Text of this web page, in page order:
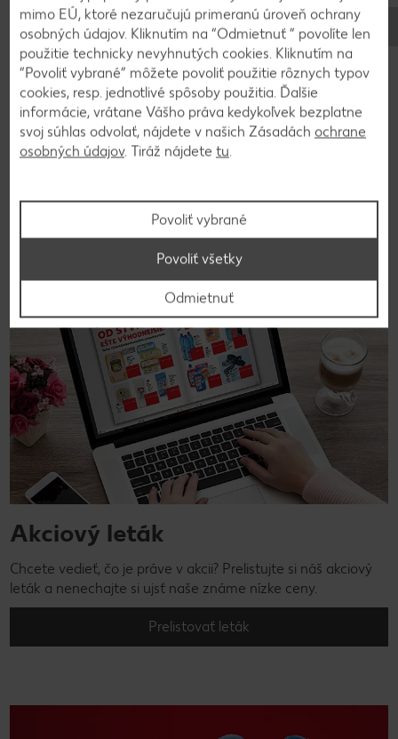
Stovky chutných receptov
Hľadáte inšpiráciu na varenie? Tak ste tu správne!
Nahliadnite do našej on-line kuchárky a vyberajte z
Na recepty
Akciový leták
Chcete vedieť, čo je práve v akcii? Prelistujte si náš akciový
leták a nenechajte si ujsť naše známe nízke ceny.
Prelistovať leták
mimo EÚ, ktoré nezaručujú primeranú úroveň ochrany
osobných údajov. Kliknutím na “Odmietnuť ” povolíte len
použitie technicky nevyhnutých cookies. Kliknutím na
“Povoliť vybrané” môžete povoliť použitie rôznych typov
cookies, resp. jednotlivé spôsoby použitia. Ďalšie
informácie, vrátane Vášho práva kedykoľvek bezplatne
svoj súhlas odvolať, nájdete v našich Zásadách ochrane
osobných údajov. Tiráž nájdete tu.
Povoliť vybrané
Odmietnuť
Povoliť všetky